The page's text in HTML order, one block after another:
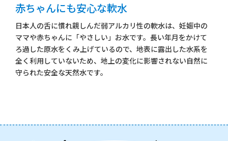
赤ちゃんにも安心な軟水
日本人の舌に慣れ親しんだ弱アルカリ性の軟水は、妊娠中の
ママや赤ちゃんに「やさしい」お水です。長い年月をかけて
ろ過した原水をくみ上げているので、地表に露出した水系を
全く利用していないため、地上の変化に影響されない自然に
守られた安全な天然水です。